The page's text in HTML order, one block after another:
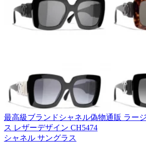
最高級ブランドシャネル偽物通販 ラー
ス レザーデザイン CH5474
シャネル サングラス